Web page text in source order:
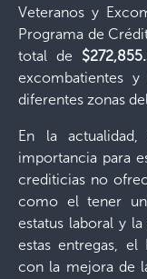
Veteranos y
Programa de
total de
excombatientes
diferentes zonas
En la
importancia para
crediticias no
como el tener
estatus laboral y
estas entregas, el
con la mejora de